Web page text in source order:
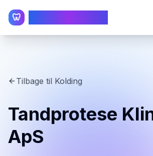
🦷
Tilbage til Kolding
Tandprotese
ApS